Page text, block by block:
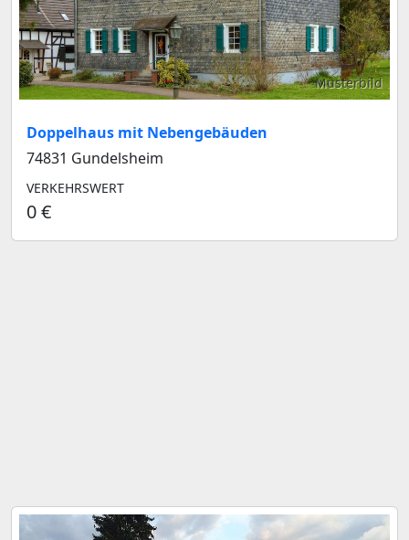
Musterbild
Doppelhaus mit Nebengebäuden
74831 Gundelsheim
VERKEHRSWERT
0 €